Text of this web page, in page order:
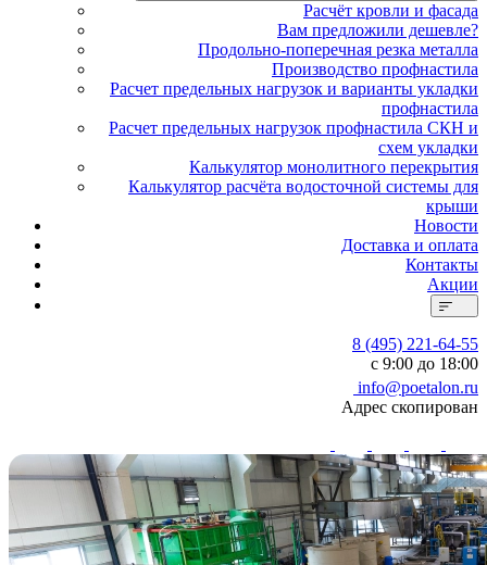
Расчёт кровли и фасада
Вам предложили дешевле?
Продольно-поперечная резка металла
Производство профнастила
Расчет предельных нагрузок и варианты укладки
профнастила
Расчет предельных нагрузок профнастила СКН и
схем укладки
Калькулятор монолитного перекрытия
Калькулятор расчёта водосточной системы для
крыши
Новости
Доставка и оплата
Контакты
Акции
8 (495) 221-64-55
с 9:00 до 18:00
info@poetalon.ru
Адрес скопирован